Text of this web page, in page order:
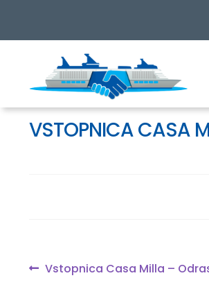
Skip
navigation
Skip
content
VSTOPNICA CASA
Navigacija
Previous
Vstopnica Casa Milla –